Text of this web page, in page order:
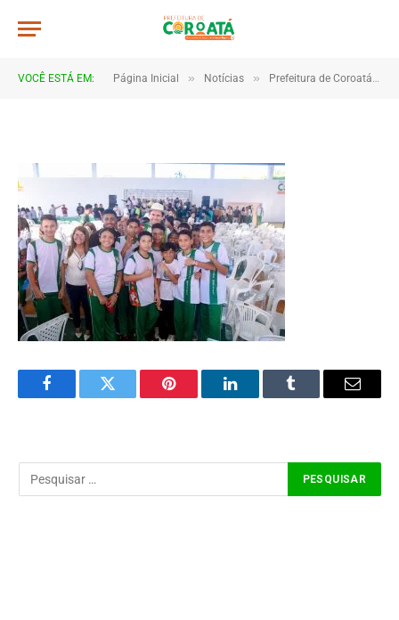
VOCÊ ESTÁ EM: Página Inicial » Notícias » Prefeitura de Coroatá entrega novo fardamento para alunos da rede municipal
JWR_4113
FacebookTwitter Pinterest LinkedInTumblr Email